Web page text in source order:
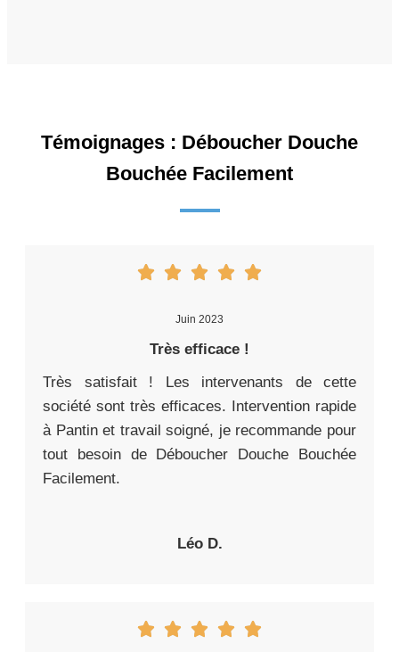
Témoignages : Déboucher Douche
Bouchée Facilement
Juin 2023
Très efficace !
Très satisfait ! Les intervenants de cette
société sont très efficaces. Intervention rapide
à Pantin et travail soigné, je recommande pour
tout besoin de Déboucher Douche Bouchée
Facilement.
Léo D.